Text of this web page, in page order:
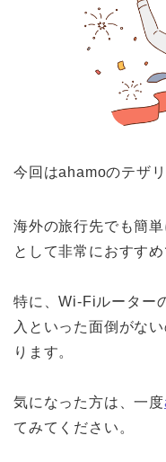
今回はahamoのテザ
海外の旅行先でも簡
として非常におすすめ
特に、Wi-Fiルーター
入といった面倒がな
ります。
気になった方は、一度
てみてください。